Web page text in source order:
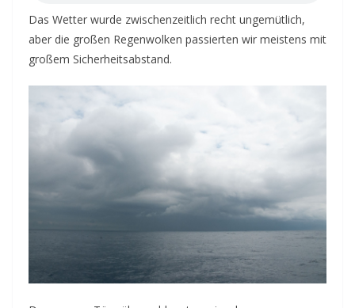
Das Wetter wurde zwischenzeitlich recht ungemütlich,
aber die großen Regenwolken passierten wir meistens mit
großem Sicherheitsabstand.